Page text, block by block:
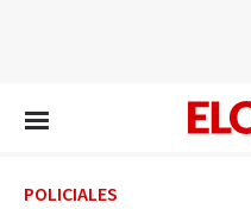
POLICIALES